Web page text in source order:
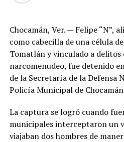
Chocamán, Ver. — Felipe “N”,
como cabecilla de una célula
Tomatlán y vinculado a delitos
narcomenudeo, fue detenido
de la Secretaría de la Defensa
Policía Municipal de
La captura se logró cuando
municipales interceptaron un
viajaban dos hombres de